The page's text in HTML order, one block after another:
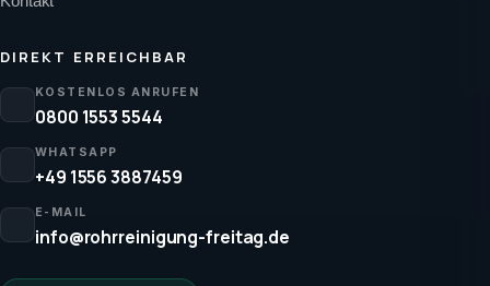
DIREKT ERREICHBAR
KOSTENLOS ANRUFEN
0800 1553 5544
WHATSAPP
+49 1556 3887459
E-MAIL
info@rohrreinigung-freitag.de